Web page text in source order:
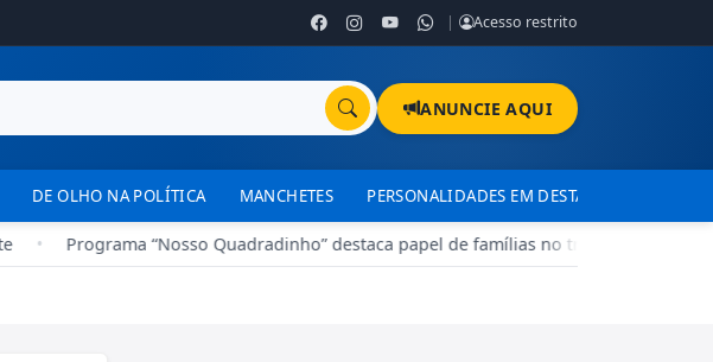
| Acesso restrito
ANUNCIE AQUI
DE OLHO NA POLÍTICA MANCHETES PERSONALIDADES EM DESTAQUE
Programa “Nosso Quadradinho” destaca papel de famílias no treinamento de